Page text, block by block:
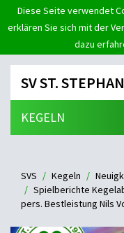
Diese Seite verwendet
erklären Sie sich mit der
dazu
SV ST. STEPHAN
KEGELN
SVS Kegeln
Spielberichte
pers. Bestleistung Nils